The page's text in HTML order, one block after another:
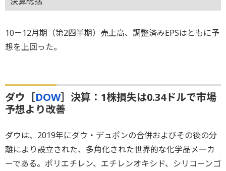
10－12月期（第2四半期）売上高、調整済みEPSはともに予
想を上回った。
ダウ［DOW］決算：1株損失は0.34ドルで市場
予想より改善
ダウは、2019年にダウ・デュポンの合併およびその後の分
離により設立された、多角化された世界的な化学品メーカ
ーである。ポリエチレン、エチレンオキシド、シリコーンゴ